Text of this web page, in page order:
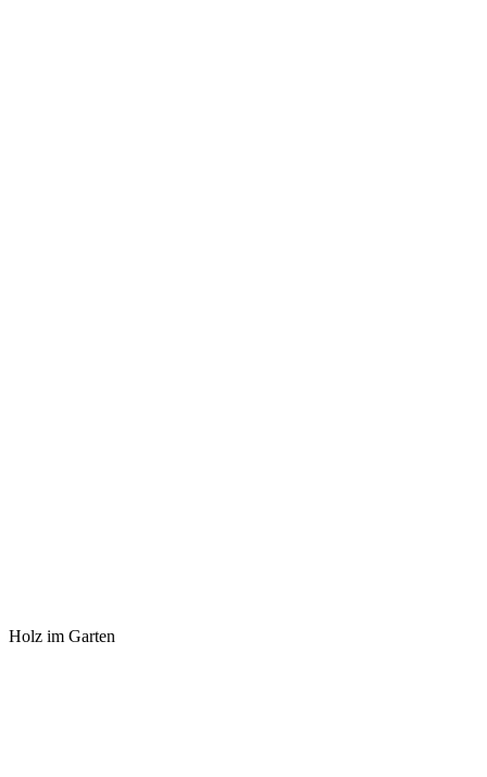
Holz im Garten